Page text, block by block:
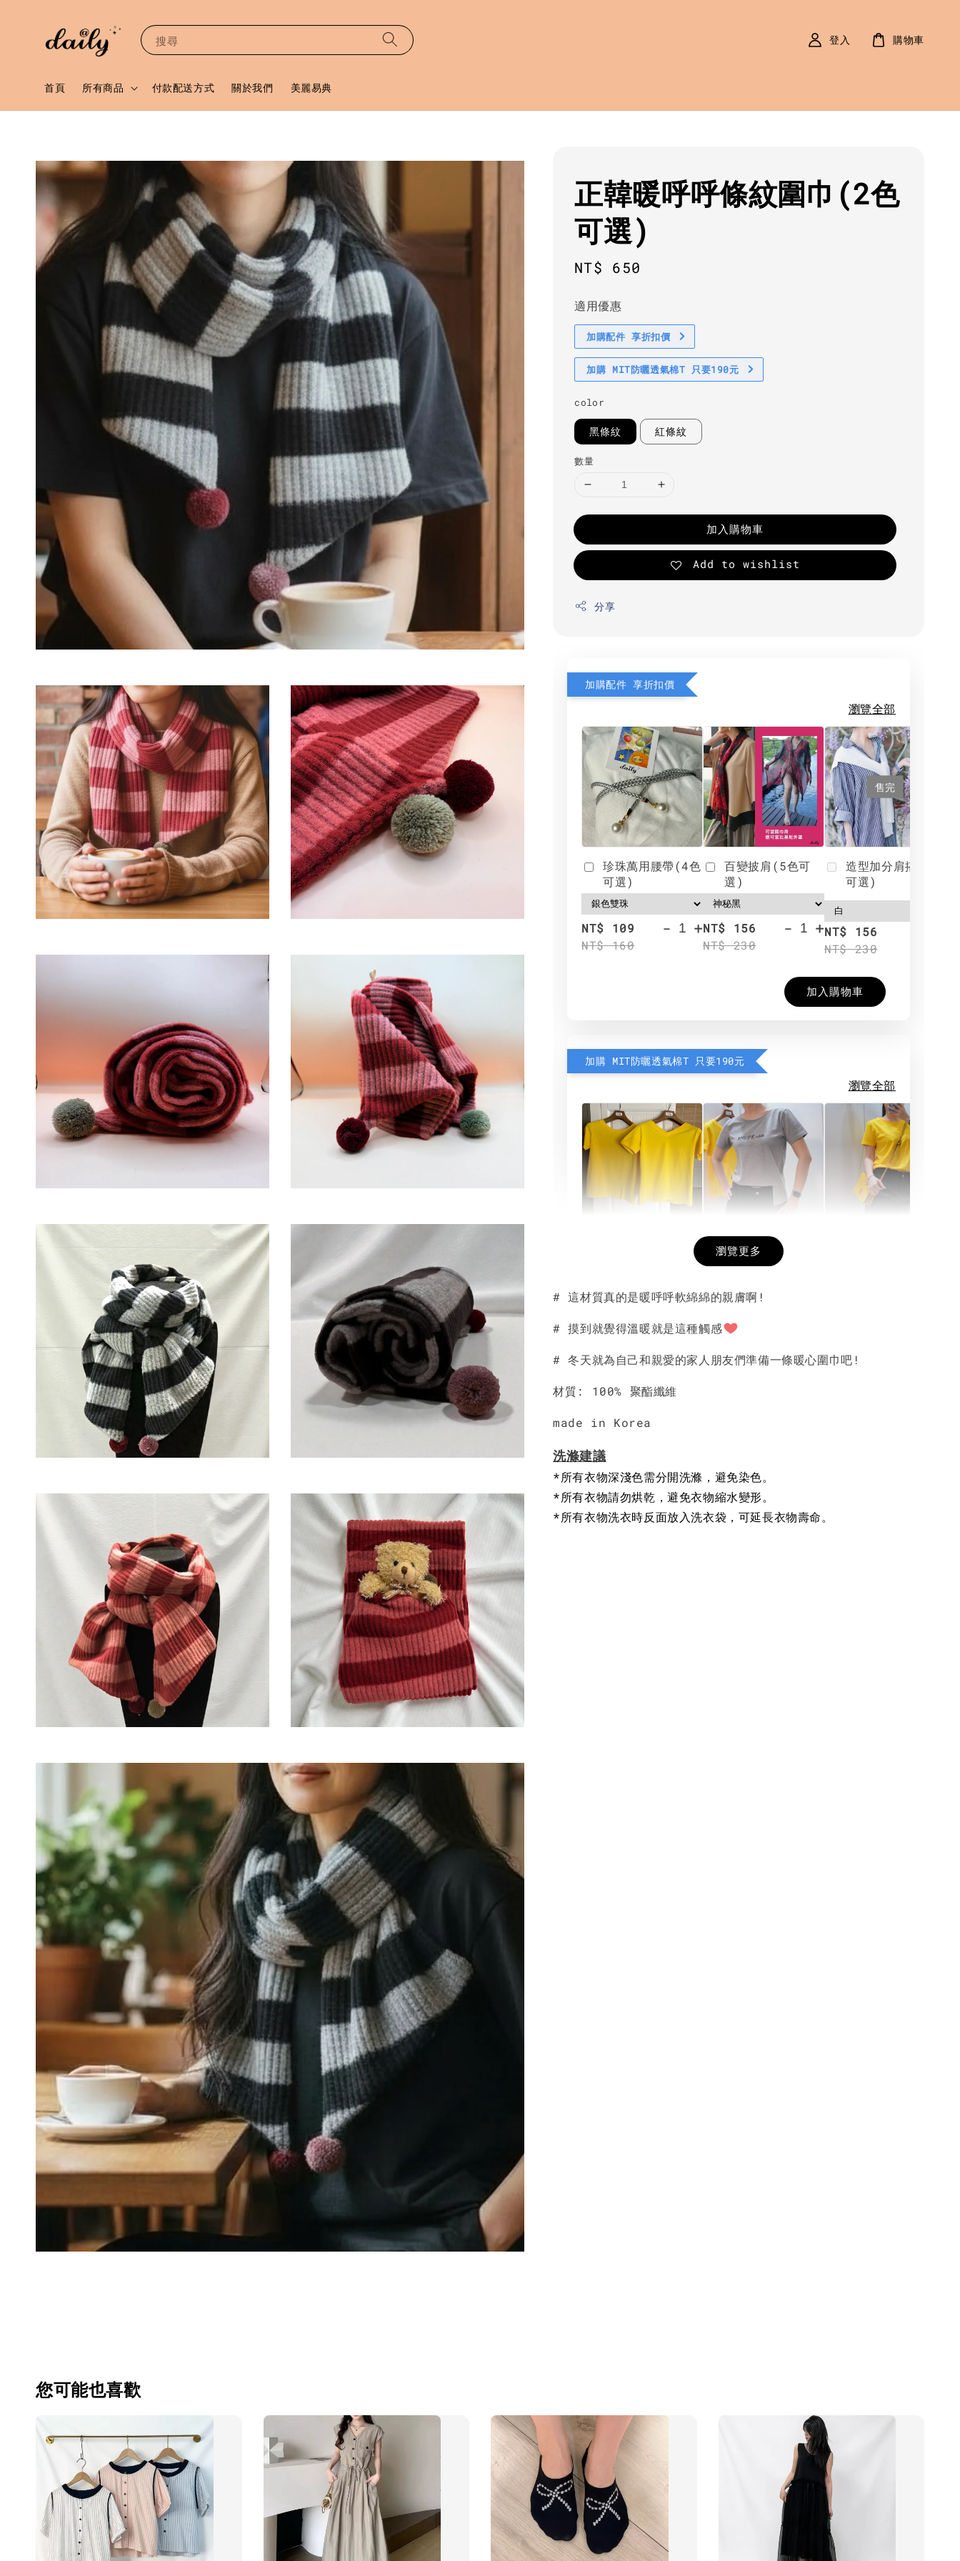
搜尋
首頁 所有商品 付款配送方式 關於我們 美麗易典
登入 購物車
正韓暖呼呼條紋圍巾(2色
可選)
Regular
NT$ 650
適用優惠
加購配件 享折扣價
加購 MIT防曬透氣棉T 只要190元
color
黑條紋 紅條紋
數量
加入購物車
Add to wishlist
分享
加購配件 享折扣價
瀏覽全部
珍珠萬用腰帶(4色
可選)
NT$ 109
NT$ 160
- +
百變披肩(5色可
選)
NT$ 156
NT$ 230
- +
售完
造型加分肩搭(4色
可選)
NT$ 156
NT$ 230
加入購物車
加購 MIT防曬透氣棉T 只要190元
瀏覽全部
NT$ 190
NT$ 450
- +
希望相隨雙面T
NT$ 190
NT$ 450
加入購物車
瀏覽更多
# 這材質真的是暖呼呼軟綿綿的親膚啊!
# 摸到就覺得溫暖就是這種觸感
# 冬天就為自己和親愛的家人朋友們準備一條暖心圍巾吧!
材質: 100% 聚酯纖維
made in Korea
洗滌建議
*所有衣物深淺色需分開洗滌，避免染色。
*所有衣物請勿烘乾，避免衣物縮水變形。
*所有衣物洗衣時反面放入洗衣袋，可延長衣物壽命。
您可能也喜歡